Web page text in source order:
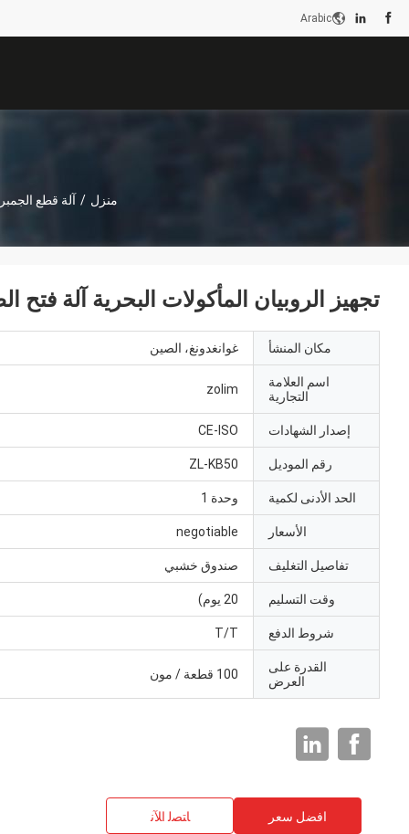
Arabic
منزل / آلة قطع
تجهيز الروبيان المأكولات البحرية آلة فتح
مكان المنشأ غوانغدونغ، الصين
اسم العلامة
التجارية
zolim
إصدار الشهادات CE-ISO
رقم الموديل ZL-KB50
الحد الأدنى لكمية وحدة 1
الأسعار negotiable
تفاصيل التغليف صندوق خشبي
وقت التسليم 20 يوم)
شروط الدفع T/T
القدرة على
العرض
100 قطعة / مون
افضل سعر ﺎﺘﺼﻟ ﺍﻶﻧ